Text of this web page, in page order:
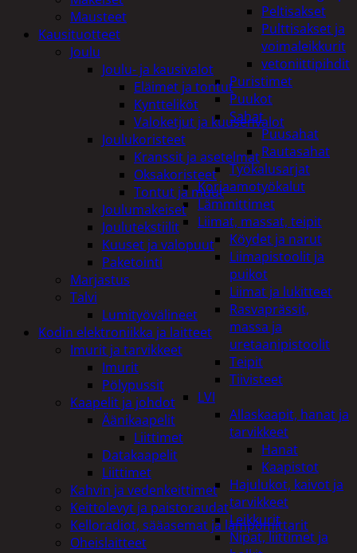
Peltisakset
Pulttisakset ja
voimaleikkurit
vetoniittipihdit
Puristimet
Puukot
Sahat
Puusahat
Rautasahat
Työkalusarjat
Korjaamotyökalut
Lämmittimet
Liimat, massat, teipit
Köydet ja narut
Liimapistoolit ja
puikot
Liimat ja lukitteet
Rasvaprässit,
massa ja
uretaanipistoolit
Teipit
Tiivisteet
LVI
Allaskaapit, hanat ja
tarvikkeet
Hanat
Kaapistot
Hajulukot, kaivot ja
tarvikkeet
Leikkurit
Nipat, liittimet ja
Mausteet
Kausituotteet
Joulu
Joulu- ja kausivalot
Eläimet ja tontut
Kyntteliköt
Valoketjut ja kuusenvalot
Joulukoristeet
Kranssit ja asetelmat
Oksakoristeet
Tontut ja muut
Joulumakeiset
Joulutekstiilit
Kuuset ja valopuut
Paketointi
Marjastus
Talvi
Lumityövälineet
Kodin elektroniikka ja laitteet
Imurit ja tarvikkeet
Imurit
Pölypussit
Kaapelit ja johdot
Äänikaapelit
Liittimet
Datakaapelit
Liittimet
Kahvin ja vedenkeittimet
Keittolevyt ja paistoraudat
Kelloradiot, sääasemat ja lämpömittarit
Oheislaitteet